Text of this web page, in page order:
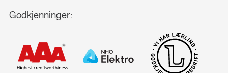
Godkjenninger: